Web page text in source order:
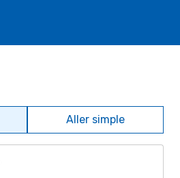
Aller simple